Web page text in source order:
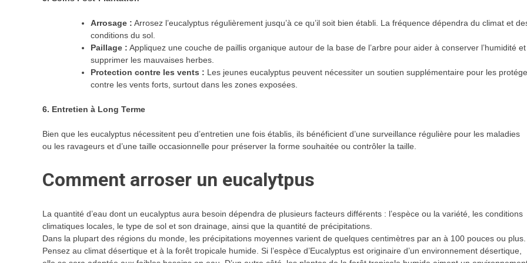
Arrosage : Arrosez l’eucalyptus régulièrement jusqu’à ce qu’il soit bien établi. La fréquence dépendra du climat et
conditions du sol.
Paillage : Appliquez une couche de paillis organique autour de la base de l’arbre pour aider à conserver l’humidité et
supprimer les mauvaises herbes.
Protection contre les vents : Les jeunes eucalyptus peuvent nécessiter un soutien supplémentaire pour les
contre les vents forts, surtout dans les zones exposées.
6. Entretien à Long Terme
Bien que les eucalyptus nécessitent peu d’entretien une fois établis, ils bénéficient d’une surveillance régulière pour les maladies
ou les ravageurs et d’une taille occasionnelle pour préserver la forme souhaitée ou contrôler la taille.
Comment arroser un eucalytpus
La quantité d’eau dont un eucalyptus aura besoin dépendra de plusieurs facteurs différents : l’espèce ou la variété, les conditions
climatiques locales, le type de sol et son drainage, ainsi que la quantité de précipitations.
Dans la plupart des régions du monde, les précipitations moyennes varient de quelques centimètres par an à 100 pouces ou plus.
Pensez au climat désertique et à la forêt tropicale humide. Si l’espèce d’Eucalyptus est originaire d’un environnement désertique,